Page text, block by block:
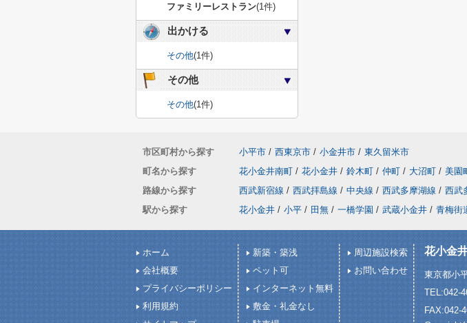
ファミリーレストラン(1件)
出かける
その他(1件)
その他
その他(1件)
市区町村から探す 小平市 / 西東京市 / 小金井市 / 東久留米市
町名から探す
花小金井南町 / 花小金井 / 鈴木町 / 仲町 / 大沼町 / 美園
路線から探す
西武新宿線 / 西武拝島線 / 中央線 / 西武多摩湖線 / 西武
駅から探す
花小金井 / 小平 / 田無 / 一橋学園 / 武蔵小金井 / 青梅街
ホーム
会社概要
プライバシーポリシー
利用規約
新築・築浅
ペット可
インターネット無料
敷金・礼金なし
周辺施設検索
お問い合わせ
花小金
東京都小
TEL:042-
FAX:042-